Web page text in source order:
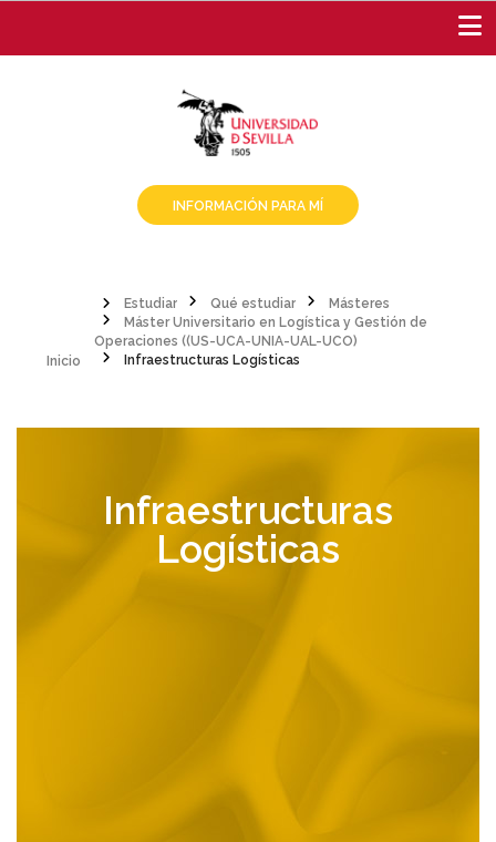
contenido
INFORMACIÓN PARA MÍ
Sobrescribir
enlaces
navegación
Estudiar Qué estudiar
Másteres
Máster Universitario en Logística y Gestión de
Operaciones ((US-UCA-UNIA-UAL-UCO)
Infraestructuras Logísticas
Infraestructuras
Logísticas